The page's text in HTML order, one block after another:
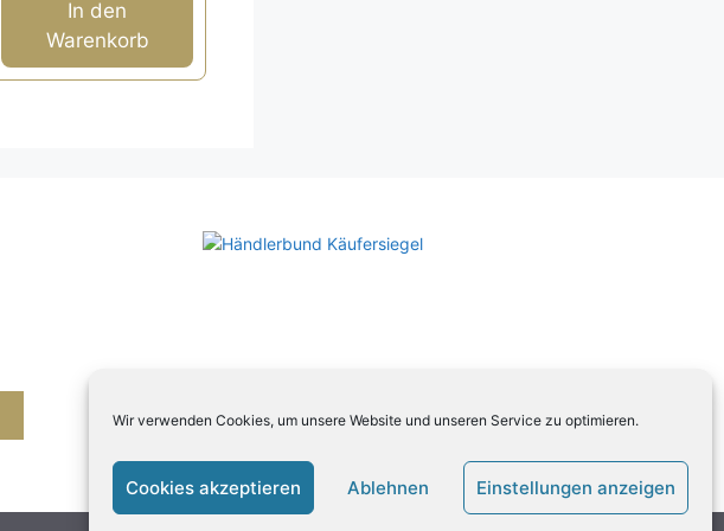
Wir verwenden Cookies, um unsere Website und unseren Service zu optimieren.
Cookies akzeptieren Ablehnen Einstellungen anzeigen
In den
Warenkorb